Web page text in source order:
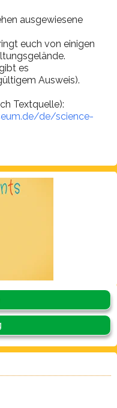
ausgewiesene
euch von einigen
es
Ausweis).
Textquelle):
de/science-